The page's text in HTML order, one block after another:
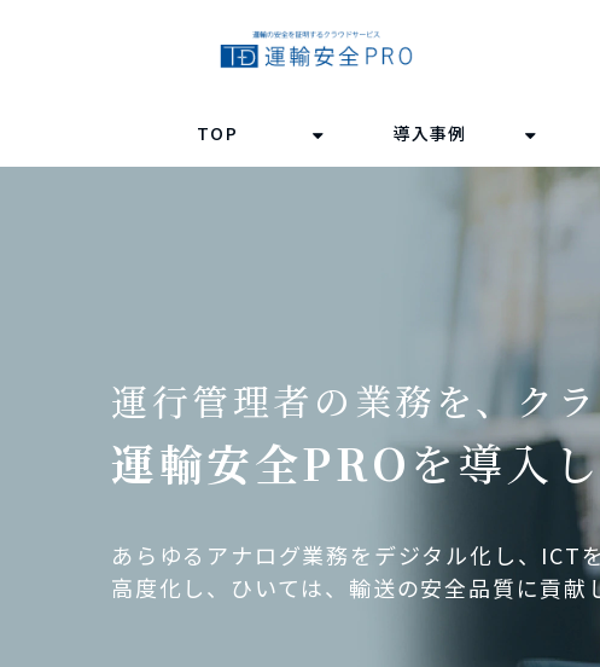
TOP 導入事例
運行管理者の業務を、ク
運輸安全PROを導入
あらゆるアナログ業務をデジタル化し、ICT
高度化し、ひいては、輸送の安全品質に貢献